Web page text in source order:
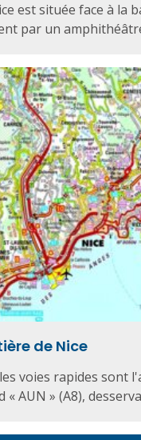
est située face à la
par un
de Nice
voies rapides sont
AUN » (A8),